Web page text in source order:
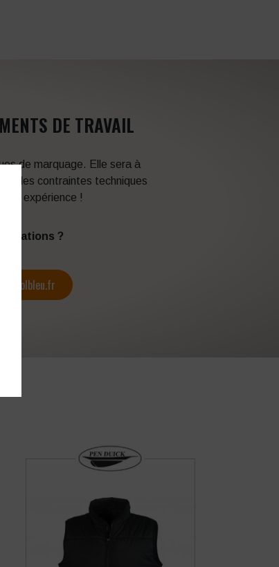
DE TRAVAIL
de marquage. Elle sera à
des contraintes techniques
expérience !
?